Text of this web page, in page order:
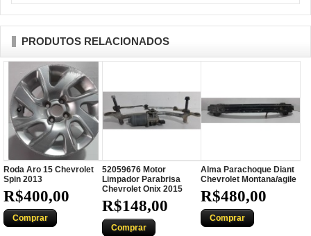
PRODUTOS RELACIONADOS
Roda Aro 15 Chevrolet
Spin 2013
R$400,00
Comprar
52059676 Motor
Limpador Parabrisa
Chevrolet Onix 2015
R$148,00
Comprar
Alma Parachoque Diant
Chevrolet Montana/agile
R$480,00
Comprar